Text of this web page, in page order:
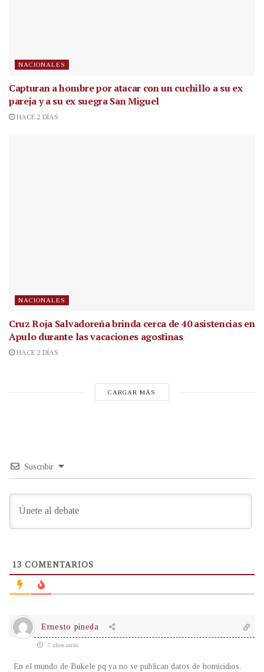
NACIONALES
Capturan a hombre por atacar con un cuchillo a su ex
pareja y a su ex suegra San Miguel
HACE 2 DÍAS
NACIONALES
Cruz Roja Salvadoreña brinda cerca de 40 asistencias en
Apulo durante las vacaciones agostinas
HACE 2 DÍAS
CARGAR MÁS
Suscribir
13 COMENTARIOS
Ernesto pineda
7 años atrás
En el mundo de Bukele pq ya no se publican datos de homicidios,